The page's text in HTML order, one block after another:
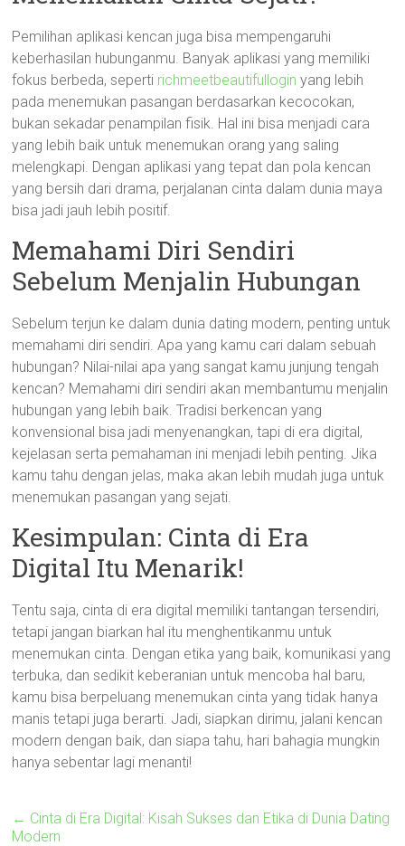
Pemilihan aplikasi kencan juga bisa mempengaruhi
keberhasilan hubunganmu. Banyak aplikasi yang memiliki
fokus berbeda, seperti richmeetbeautifullogin yang lebih
pada menemukan pasangan berdasarkan kecocokan,
bukan sekadar penampilan fisik. Hal ini bisa menjadi cara
yang lebih baik untuk menemukan orang yang saling
melengkapi. Dengan aplikasi yang tepat dan pola kencan
yang bersih dari drama, perjalanan cinta dalam dunia maya
bisa jadi jauh lebih positif.
Memahami Diri Sendiri
Sebelum Menjalin Hubungan
Sebelum terjun ke dalam dunia dating modern, penting untuk
memahami diri sendiri. Apa yang kamu cari dalam sebuah
hubungan? Nilai-nilai apa yang sangat kamu junjung tengah
kencan? Memahami diri sendiri akan membantumu menjalin
hubungan yang lebih baik. Tradisi berkencan yang
konvensional bisa jadi menyenangkan, tapi di era digital,
kejelasan serta pemahaman ini menjadi lebih penting. Jika
kamu tahu dengan jelas, maka akan lebih mudah juga untuk
menemukan pasangan yang sejati.
Kesimpulan: Cinta di Era
Digital Itu Menarik!
Tentu saja, cinta di era digital memiliki tantangan tersendiri,
tetapi jangan biarkan hal itu menghentikanmu untuk
menemukan cinta. Dengan etika yang baik, komunikasi yang
terbuka, dan sedikit keberanian untuk mencoba hal baru,
kamu bisa berpeluang menemukan cinta yang tidak hanya
manis tetapi juga berarti. Jadi, siapkan dirimu, jalani kencan
modern dengan baik, dan siapa tahu, hari bahagia mungkin
hanya sebentar lagi menanti!
← Cinta di Era Digital: Kisah Sukses dan Etika di Dunia Dating
Modern